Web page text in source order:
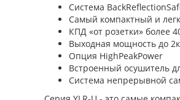
Система
Самый компактный и
КПД «от розетки» более
Выходная мощность до
Опция HighPeakPower
Встроенный осушитель
Система непрерывной